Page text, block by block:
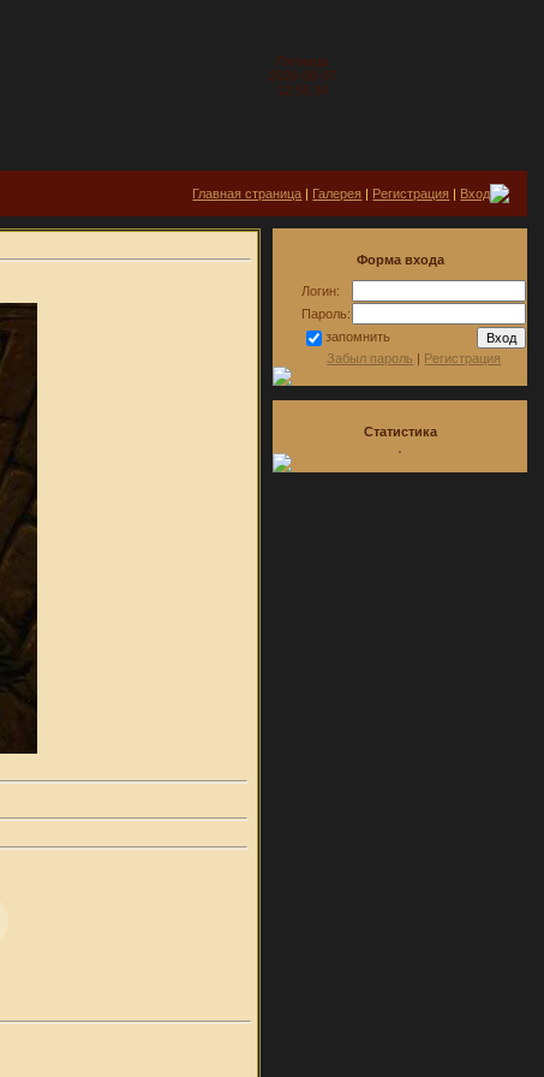
Пятница
2026-08-07
12:55:34
Главная страница | Галерея | Регистрация | Вход
Форма входа
Логин:
Пароль:
запомнить
Забыл пароль | Регистрация
Статистика